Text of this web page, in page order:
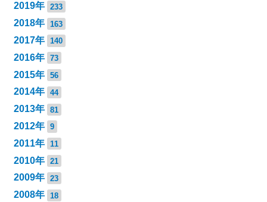
2019年 233
2018年 163
2017年 140
2016年 73
2015年 56
2014年 44
2013年 81
2012年 9
2011年 11
2010年 21
2009年 23
2008年 18